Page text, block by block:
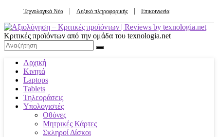
Τεχνολογικά Νέα Λεξικό πληροφορικής Επικοινωνία
Κριτικές προϊόντων από την ομάδα του texnologia.net
Αρχική
Κινητά
Laptops
Tablets
Τηλεοράσεις
Υπολογιστές
Οθόνες
Μητρικές Κάρτες
Σκληροί Δίσκοι